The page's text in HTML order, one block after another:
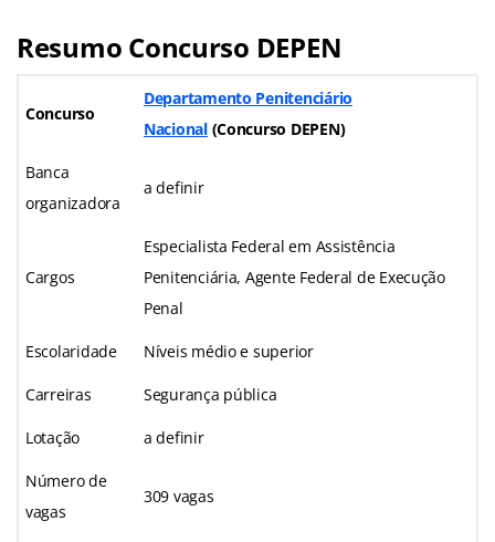
Resumo Concurso DEPEN
Concurso
Departamento Penitenciário
Nacional(Concurso DEPEN)
Banca
organizadora
a definir
Cargos
Especialista Federal em Assistência
Penitenciária, Agente Federal de Execução
Penal
Escolaridade Níveis médio e superior
Carreiras Segurança pública
Lotação a definir
Número de
vagas
309 vagas